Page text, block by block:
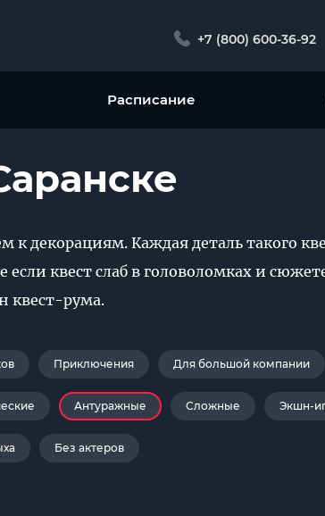
+7 (800) 600-36-92
Расписание
декорациям. Каждая деталь такого
квест слаб в головоломках и
квест-рума.
Приключения Для большой компании
Антуражные Сложные Экшн-
Без актеров